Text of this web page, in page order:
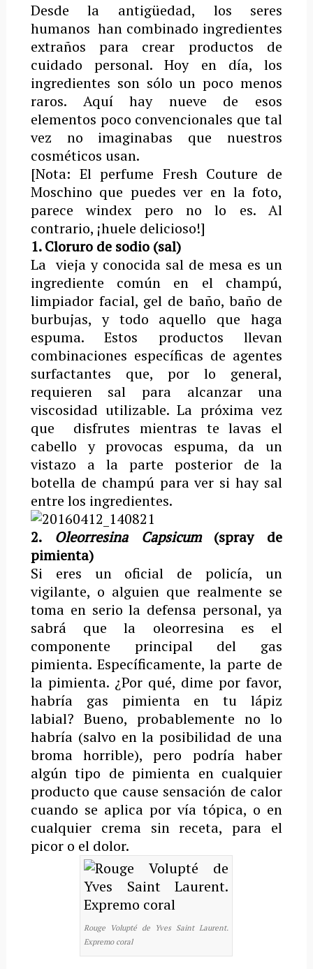
Desde la antigüedad, los seres
humanos han combinado ingredientes
extraños para crear productos de
cuidado personal. Hoy en día, los
ingredientes son sólo un poco menos
raros. Aquí hay nueve de esos
elementos poco convencionales que tal
vez no imaginabas que nuestros
cosméticos usan.
[Nota: El perfume Fresh Couture de
Moschino que puedes ver en la foto,
parece windex pero no lo es. Al
contrario, ¡huele delicioso!]
1. Cloruro de sodio (sal)
La vieja y conocida sal de mesa es un
ingrediente común en el champú,
limpiador facial, gel de baño, baño de
burbujas, y todo aquello que haga
espuma. Estos productos llevan
combinaciones específicas de agentes
surfactantes que, por lo general,
requieren sal para alcanzar una
viscosidad utilizable. La próxima vez
que disfrutes mientras te lavas el
cabello y provocas espuma, da un
vistazo a la parte posterior de la
botella de champú para ver si hay sal
entre los ingredientes.
2. Oleorresina Capsicum(spray de
pimienta)
Si eres un oficial de policía, un
vigilante, o alguien que realmente se
toma en serio la defensa personal, ya
sabrá que la oleorresina es el
componente principal del gas
pimienta. Específicamente, la parte de
la pimienta. ¿Por qué, dime por favor,
habría gas pimienta en tu lápiz
labial? Bueno, probablemente no lo
habría (salvo en la posibilidad de una
broma horrible), pero podría haber
algún tipo de pimienta en cualquier
producto que cause sensación de calor
cuando se aplica por vía tópica, o en
cualquier crema sin receta, para el
picor o el dolor.
Rouge Volupté de Yves Saint Laurent.
Expremo coral